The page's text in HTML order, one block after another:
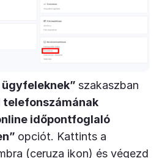
szakaszban
telefonszámának
időpontfoglaló
opciót. Kattints a
(ceruza ikon) és végezd